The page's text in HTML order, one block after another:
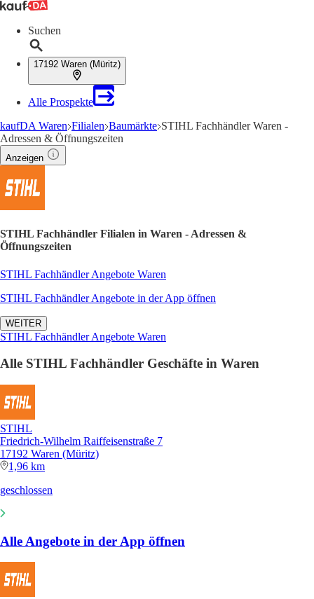
Suchen
17192 Waren (Müritz)
Alle Prospekte
kaufDA Waren Filialen Baumärkte STIHL Fachhändler Waren -
Adressen & Öffnungszeiten
Anzeigen
STIHL Fachhändler Filialen in Waren - Adressen &
Öffnungszeiten
STIHL Fachhändler Angebote Waren
STIHL Fachhändler Angebote in der App öffnen
WEITER
STIHL Fachhändler Angebote Waren
Alle STIHL Fachhändler Geschäfte in Waren
STIHL
Friedrich-Wilhelm Raiffeisenstraße 7
17192 Waren (Müritz)
1,96 km
geschlossen
Alle Angebote in der App öffnen